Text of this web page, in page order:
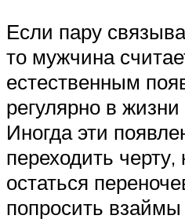
Если пару
то мужчина
естественным
регулярно в
Иногда эти
переходить
остаться
попросить